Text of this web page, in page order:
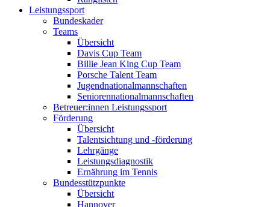
Leistungssport
Bundeskader
Teams
Übersicht
Davis Cup Team
Billie Jean King Cup Team
Porsche Talent Team
Jugendnationalmannschaften
Seniorennationalmannschaften
Betreuer:innen Leistungssport
Förderung
Übersicht
Talentsichtung und -förderung
Lehrgänge
Leistungsdiagnostik
Ernährung im Tennis
Bundesstützpunkte
Übersicht
Hannover